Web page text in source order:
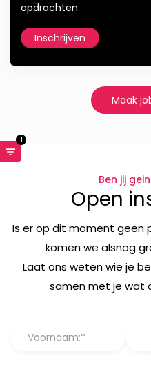
opdrachten.
Inschrijven
Maak
1
Ben jij
Open
Is er op dit moment geen
komen we alsnog
Laat ons weten wie je
samen met je wat